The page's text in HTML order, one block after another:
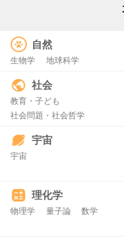
自然
生物学 地球科学
社会
教育・子ども
社会問題・社会哲学
宇宙
宇宙
理化学
物理学 量子論 数学